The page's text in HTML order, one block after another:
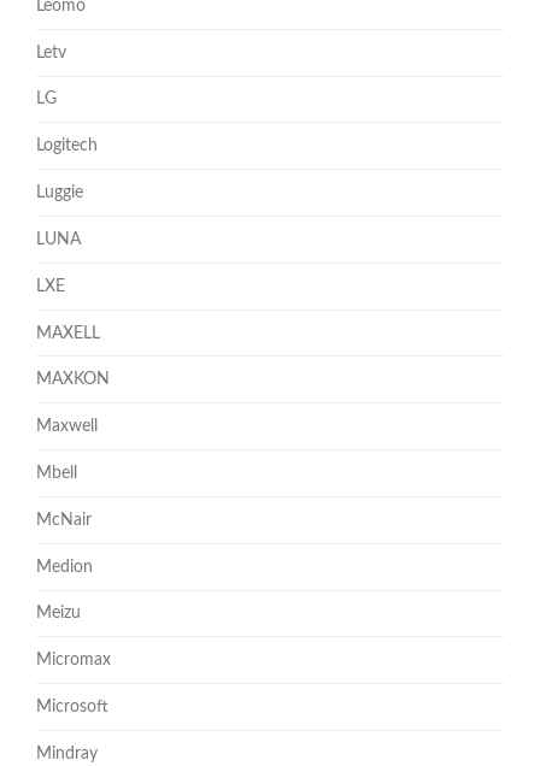
Leomo
Letv
LG
Logitech
Luggie
LUNA
LXE
MAXELL
MAXKON
Maxwell
Mbell
McNair
Medion
Meizu
Micromax
Microsoft
Mindray